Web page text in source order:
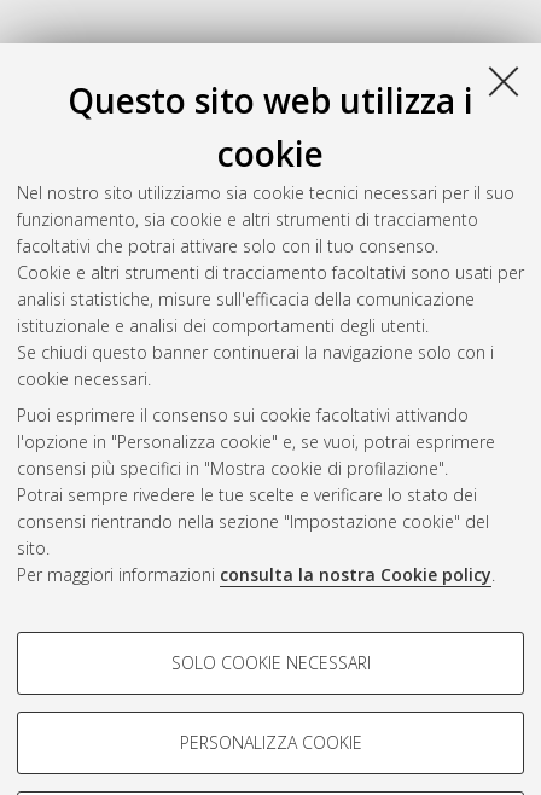
Questo sito web utilizza i
cookie
Nel nostro sito utilizziamo sia cookie tecnici necessari per il suo
funzionamento, sia cookie e altri strumenti di tracciamento
facoltativi che potrai attivare solo con il tuo consenso.
Cookie e altri strumenti di tracciamento facoltativi sono usati per
analisi statistiche, misure sull'efficacia della comunicazione
istituzionale e analisi dei comportamenti degli utenti.
Se chiudi questo banner continuerai la navigazione solo con i
cookie necessari.
Puoi esprimere il consenso sui cookie facoltativi attivando
l'opzione in "Personalizza cookie" e, se vuoi, potrai esprimere
consensi più specifici in "Mostra cookie di profilazione".
Potrai sempre rivedere le tue scelte e verificare lo stato dei
consensi rientrando nella sezione "Impostazione cookie" del
sito.
Per maggiori informazioni consulta la nostra Cookie policy.
COOKIE DI PROFILAZIONE -
Si tratta di cookie utilizzati per analizzare le caratteristiche della
navigazione degli utenti, creare profili in base al loro comportamento
SOLO COOKIE NECESSARI
PERSONALIZZA COOKIE
Gestione del documento:
Atom
Rss 1.0
Rss 2.0
ISSN: 2038-7946
Impostazioni Cookie
Informativa sulla privacy
Condizioni d’uso del sito